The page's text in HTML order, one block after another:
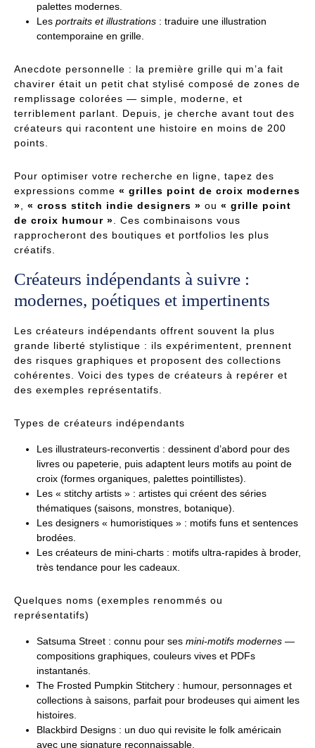
palettes modernes.
Les portraits et illustrations : traduire une illustration
contemporaine en grille.
Anecdote personnelle : la première grille qui m’a fait
chavirer était un petit chat stylisé composé de zones de
remplissage colorées — simple, moderne, et
terriblement parlant. Depuis, je cherche avant tout des
créateurs qui racontent une histoire en moins de 200
points.
Pour optimiser votre recherche en ligne, tapez des
expressions comme « grilles point de croix modernes
», « cross stitch indie designers » ou « grille point
de croix humour ». Ces combinaisons vous
rapprocheront des boutiques et portfolios les plus
créatifs.
Créateurs indépendants à suivre :
modernes, poétiques et impertinents
Les créateurs indépendants offrent souvent la plus
grande liberté stylistique : ils expérimentent, prennent
des risques graphiques et proposent des collections
cohérentes. Voici des types de créateurs à repérer et
des exemples représentatifs.
Types de créateurs indépendants
Les illustrateurs-reconvertis : dessinent d’abord pour des
livres ou papeterie, puis adaptent leurs motifs au point de
croix (formes organiques, palettes pointillistes).
Les « stitchy artists » : artistes qui créent des séries
thématiques (saisons, monstres, botanique).
Les designers « humoristiques » : motifs funs et sentences
brodées.
Les créateurs de mini-charts : motifs ultra-rapides à broder,
très tendance pour les cadeaux.
Quelques noms (exemples renommés ou
représentatifs)
Satsuma Street : connu pour ses mini-motifs modernes —
compositions graphiques, couleurs vives et PDFs
instantanés.
The Frosted Pumpkin Stitchery : humour, personnages et
collections à saisons, parfait pour brodeuses qui aiment les
histoires.
Blackbird Designs : un duo qui revisite le folk américain
avec une signature reconnaissable.